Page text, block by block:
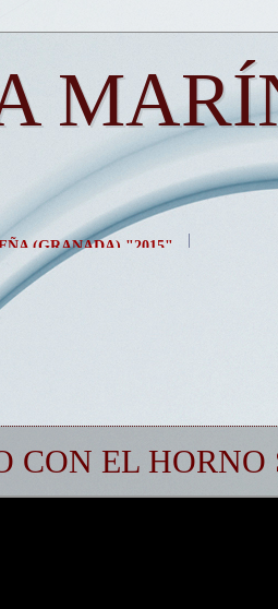
(GRANADA) "2015"
CON EL HORNO